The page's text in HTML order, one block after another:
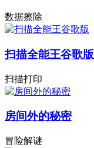
数据擦除
扫描全能王谷歌版
扫描打印
房间外的秘密
冒险解谜